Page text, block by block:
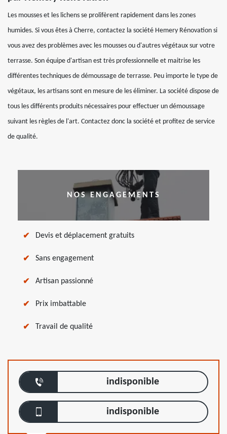
Les mousses et les lichens se prolifèrent rapidement dans les zones
humides. Si vous êtes à Cherre, contactez la société Hemery Rénovation si
vous avez des problèmes avec les mousses ou d'autres végétaux sur votre
terrasse. Son équipe d'artisan est très professionnelle et maitrise les
différentes techniques de démoussage de terrasse. Peu importe le type de
végétaux, les artisans sont en mesure de les éliminer. La société dispose de
tous les différents produits nécessaires pour effectuer un démoussage
suivant les règles de l'art. Contactez donc la société et profitez de service
de qualité.
NOS ENGAGEMENTS
Devis et déplacement gratuits
Sans engagement
Artisan passionné
Prix imbattable
Travail de qualité
indisponible
indisponible